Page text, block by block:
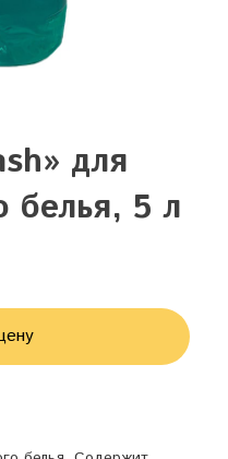
для
белья, 5 л